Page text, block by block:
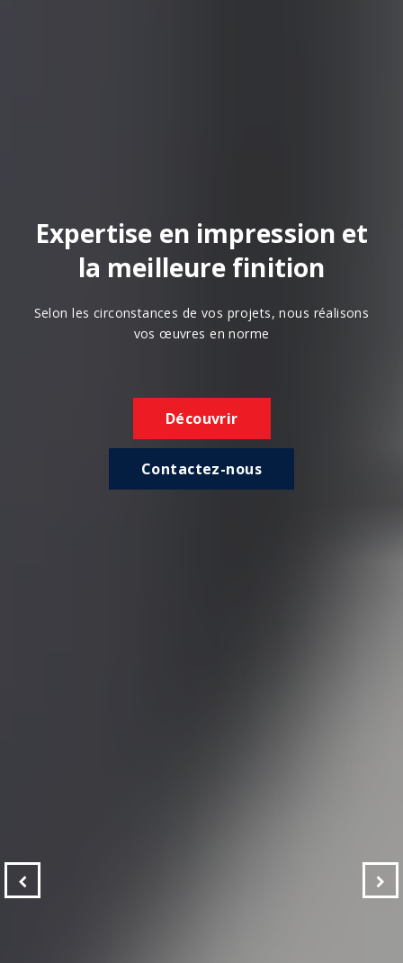
Expertise en impression et
la meilleure finition
Selon les circonstances de vos projets, nous réalisons
vos œuvres en norme
Découvrir
Contactez-nous